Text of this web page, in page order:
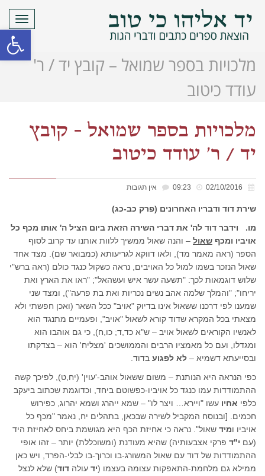
פתח
מלכויות בספר שמואל – קובץ יד / ר'
עודד כיטוב
מלכויות בספר שמואל – קובץ
יד / ר' עודד כיטוב
אין תגובות
שירת דוד ודבריו האחרונים (פרק כב-כג)
מו. וידבר דוד לה' את דברי השירה הזאת ביום הציל ה' אותו מכף כל
אויביו ומכף שאול – והנה שאול ממשיך ללוות אותנו עד קרוב לסוף
הספר (ראה מאמר מד), ולאו דווקא לגריעותא (כמבואר שם). מצד אחד
שאול הנזכר בשמו למול כל האויבים, נראה כשקול כנגד כולם (ראה ברש"י
שלוש דוגמאות לכך: "תשעה עשר איש ועשהאל"; "ראו את הארץ ואת
יריחו"; "והמלך שלמה אהב נשים נכריות ואת בת פרעה"), ומצד שני
שמענו לפי דרכנו ששאול אינו בדיוק "אויב" ככל השאר (ואכן חפשתי ולא
מצאתי בכל המקרא שדוד קורא לשאול "אויב", ופעמיים מתנגד הוא
לאנשיו הקוראים לשאול אויב – ש"א כד,ד; כו,ח), כי גם אוהבו הוא
ומגדלו, ועם כל מאמציו הרבים והממושכים 'מצליח' הוא – בצדקתו
ובסייעתא דשמיא – לא לפגוע בדוד.
כפי הנראה היא הנותנת – משום ששאול אוהב-'עוין' (יח,ט), לפיכך קשה
ההתמודדות עמו כנגד כל אויביו-כפשוטם ביחד, וכדוגמת שכתוב ביעקב
כלפי אחיו עשו "ויירא… ויצר לו" – שמא ייהרג ושמא יהרוג, כפירוש
חכמים. [ובנוסח המקביל לשירה שבכאן, בתהלים יח, נאמר "מכף כל
אויביו ומיד שאול". נראה כי אחיזת הכף היא מגושמת ביחס לאחיזת היד
(עם י"ד פרקי אצבעותיה) שהיא מעודנת (ומשוכללת) יותר – זהו אופי
ההתמודדות של דוד עם שאול המשורג-בו וכרוך-בו לבלי-הפרד, ויש כאן
ממילא גם מלחמת-התאפקות עצומה בעצמו (יד עולה דוד) שלא לנצל